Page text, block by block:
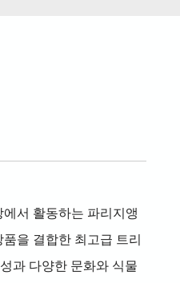
서 활동하는 파리지앵
을 결합한 최고급 트리
과 다양한 문화와 식물